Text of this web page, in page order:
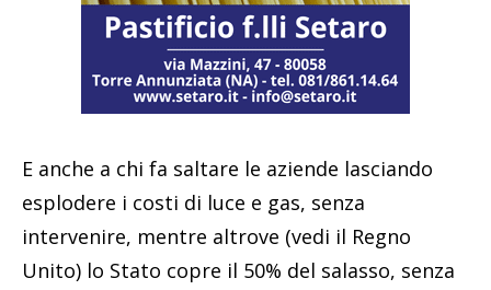
E anche a chi fa saltare le aziende lasciando
esplodere i costi di luce e gas, senza
intervenire, mentre altrove (vedi il Regno
Unito) lo Stato copre il 50% del salasso, senza